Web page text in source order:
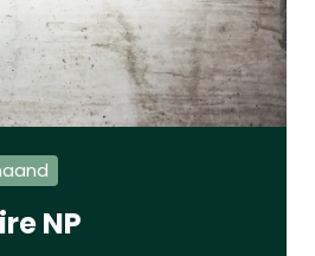
NeeDe Vesta
als
complete Vesta
set bevat zorgvuldig
waarmee u
uit het pistool
ons hele assortiment
NP